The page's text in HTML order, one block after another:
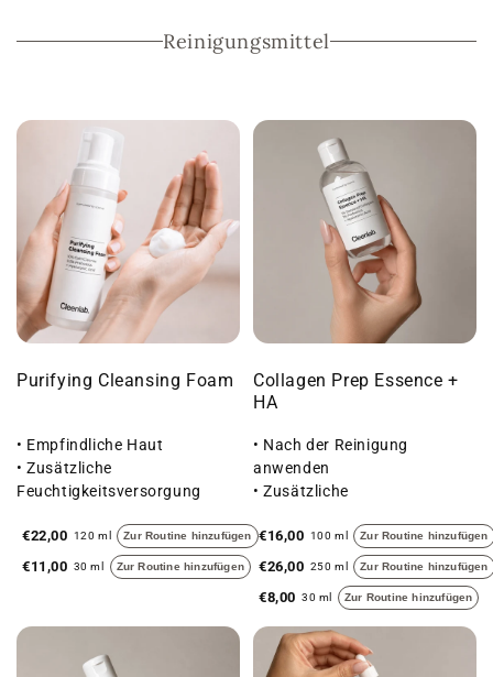
Reinigungsmittel
Purifying Cleansing Foam
• Empfindliche Haut
• Zusätzliche
Feuchtigkeitsversorgung
€22,00 120 ml Zur Routine hinzufügen
€11,00 30 ml Zur Routine hinzufügen
Collagen Prep Essence +
HA
• Nach der Reinigung
anwenden
• Zusätzliche
• Seidig-weiches Hautgefühl
€16,00 100 ml Zur Routine hinzufügen
€26,00 250 ml Zur Routine hinzufügen
€8,00 30 ml Zur Routine hinzufügen